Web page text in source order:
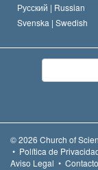
Русский | Russian
Svenska | Swedish
© 2026 Church of
• Política de
Aviso Legal •